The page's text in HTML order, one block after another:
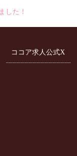
した！
ココア求人公式X